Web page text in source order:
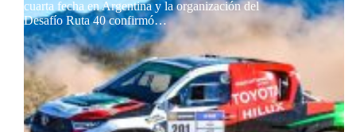
cuarta fecha en Argentina y la organización del
Desafío Ruta 40 confirmó…